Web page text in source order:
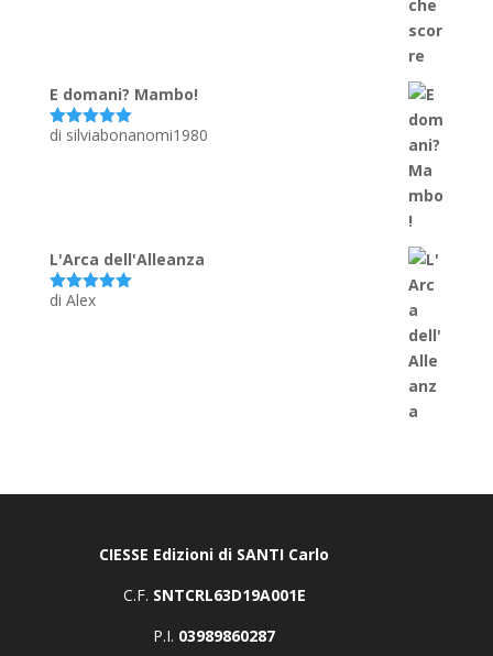
E domani? Mambo!
Valutato5
di silviabonanomi1980
L'Arca dell'Alleanza
Valutato
di Alex
CIESSE Edizioni di SANTI Carlo
C.F. SNTCRL63D19A001E
P.I. 03989860287